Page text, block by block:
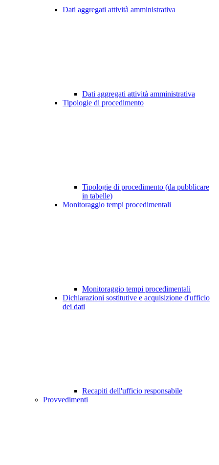
Dati aggregati attività amministrativa
Dati aggregati attività amministrativa
Tipologie di procedimento
Tipologie di procedimento (da pubblicare
in tabelle)
Monitoraggio tempi procedimentali
Monitoraggio tempi procedimentali
Dichiarazioni sostitutive e acquisizione d'ufficio
dei dati
Recapiti dell'ufficio responsabile
Provvedimenti